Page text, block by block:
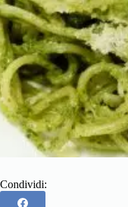
Condividi: